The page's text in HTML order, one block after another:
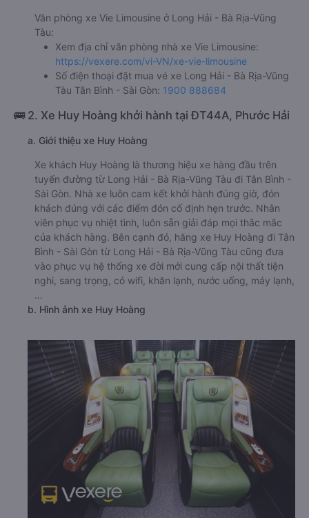
Văn phòng xe Vie Limousine ở Long Hải - Bà Rịa-Vũng
Tàu:
Xem địa chỉ văn phòng nhà xe Vie Limousine:
https://vexere.com/vi-VN/xe-vie-limousine
Số điện thoại đặt mua vé xe Long Hải - Bà Rịa-Vũng
Tàu Tân Bình - Sài Gòn: 1900 888684
🚌 2. Xe Huy Hoàng khởi hành tại ĐT44A, Phước Hải
a. Giới thiệu xe Huy Hoàng
Xe khách Huy Hoàng là thương hiệu xe hàng đầu trên
tuyến đường từ Long Hải - Bà Rịa-Vũng Tàu đi Tân Bình -
Sài Gòn. Nhà xe luôn cam kết khởi hành đúng giờ, đón
khách đúng với các điểm đón cố định hẹn trước. Nhân
viên phục vụ nhiệt tình, luôn sẵn giải đáp mọi thắc mắc
của khách hàng. Bên cạnh đó, hãng xe Huy Hoàng đi Tân
Bình - Sài Gòn từ Long Hải - Bà Rịa-Vũng Tàu cũng đưa
vào phục vụ hệ thống xe đời mới cung cấp nội thất tiện
nghi, sang trọng, có wifi, khăn lạnh, nước uống, máy lạnh,
…
b. Hình ảnh xe Huy Hoàng